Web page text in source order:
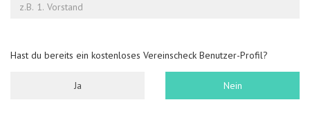
Hast du bereits ein kostenloses Vereinscheck Benutzer-Profil?
Ja Nein